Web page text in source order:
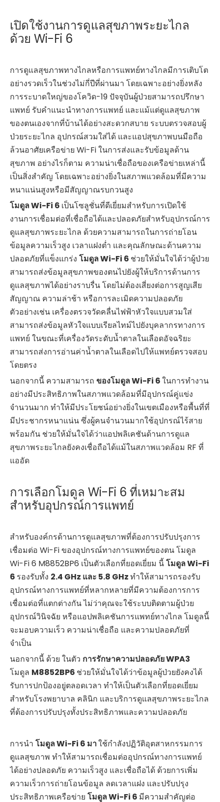
เปิดใช้งานการดูแลสุขภาพระยะไกล
ด้วย Wi-Fi 6
การดูแลสุขภาพทางไกลหรือการแพทย์ทางไกลมีการเติบโต
อย่างรวดเร็วในช่วงไม่กี่ปีที่ผ่านมา โดยเฉพาะอย่างยิ่งหลัง
การระบาดใหญ่ของโควิด-19 ปัจจุบันผู้ป่วยสามารถปรึกษา
แพทย์ รับคำแนะนำทางการแพทย์ และแม้แต่ดูแลสุขภาพ
ของตนเองจากที่บ้านได้อย่างสะดวกสบาย ระบบตรวจสอบผู้
ป่วยระยะไกล อุปกรณ์สวมใส่ได้ และแอปสุขภาพบนมือถือ
ล้วนอาศัยเครือข่าย Wi-Fi ในการส่งและรับข้อมูลด้าน
สุขภาพ อย่างไรก็ตาม ความน่าเชื่อถือของเครือข่ายเหล่านี้
เป็นสิ่งสำคัญ โดยเฉพาะอย่างยิ่งในสภาพแวดล้อมที่มีความ
หนาแน่นสูงหรือมีสัญญาณรบกวนสูง
โมดูล Wi-Fi 6 เป็นโซลูชั่นที่ดีเยี่ยมสำหรับการเปิดใช้
งานการเชื่อมต่อที่เชื่อถือได้และปลอดภัยสำหรับอุปกรณ์การ
ดูแลสุขภาพระยะไกล ด้วยความสามารถในการถ่ายโอน
ข้อมูลความเร็วสูง เวลาแฝงต่ำ และคุณลักษณะด้านความ
ปลอดภัยที่แข็งแกร่ง โมดูล Wi-Fi 6 ช่วยให้มั่นใจได้ว่าผู้ป่วย
สามารถส่งข้อมูลสุขภาพของตนไปยังผู้ให้บริการด้านการ
ดูแลสุขภาพได้อย่างราบรื่น โดยไม่ต้องเสี่ยงต่อการสูญเสีย
สัญญาณ ความล่าช้า หรือการละเมิดความปลอดภัย
ตัวอย่างเช่น เครื่องตรวจวัดคลื่นไฟฟ้าหัวใจแบบสวมใส่
สามารถส่งข้อมูลหัวใจแบบเรียลไทม์ไปยังบุคลากรทางการ
แพทย์ ในขณะที่เครื่องวัดระดับน้ำตาลในเลือดอัจฉริยะ
สามารถส่งการอ่านค่าน้ำตาลในเลือดไปให้แพทย์ตรวจสอบ
โดยตรง
นอกจากนี้ ความสามารถ ของโมดูล Wi-Fi 6ในการทำงาน
อย่างมีประสิทธิภาพในสภาพแวดล้อมที่มีอุปกรณ์คู่แข่ง
จำนวนมาก ทำให้มีประโยชน์อย่างยิ่งในเขตเมืองหรือพื้นที่ที่
มีประชากรหนาแน่น ซึ่งผู้คนจำนวนมากใช้อุปกรณ์ไร้สาย
พร้อมกัน ช่วยให้มั่นใจได้ว่าแอปพลิเคชันด้านการดูแล
สุขภาพระยะไกลยังคงเชื่อถือได้แม้ในสภาพแวดล้อม RF ที่
แออัด
การเลือกโมดูล Wi-Fi 6 ที่เหมาะสม
สำหรับอุปกรณ์การแพทย์
สำหรับองค์กรด้านการดูแลสุขภาพที่ต้องการปรับปรุงการ
เชื่อมต่อ Wi-Fi ของอุปกรณ์ทางการแพทย์ของตนโมดูล
Wi-Fi 6 M8852BP6 เป็นตัวเลือกที่ยอดเยี่ยม นี้โมดูล Wi-Fi
6 รองรับทั้ง 2.4 GHz และ 5.8 GHzทำให้สามารถรองรับ
อุปกรณ์ทางการแพทย์ที่หลากหลายที่มีความต้องการการ
เชื่อมต่อที่แตกต่างกัน ไม่ว่าคุณจะใช้ระบบติดตามผู้ป่วย
อุปกรณ์วินิจฉัย หรือแอปพลิเคชันการแพทย์ทางไกล โมดูลนี้
จะมอบความเร็ว ความน่าเชื่อถือ และความปลอดภัยที่
จำเป็น
นอกจากนี้ ด้วย ในตัว การรักษาความปลอดภัย WPA3
โมดูล M8852BP6 ช่วยให้มั่นใจได้ว่าข้อมูลผู้ป่วยยังคงได้
รับการปกป้องอยู่ตลอดเวลา ทำให้เป็นตัวเลือกที่ยอดเยี่ยม
สำหรับโรงพยาบาล คลินิก และบริการดูแลสุขภาพระยะไกล
ที่ต้องการปรับปรุงทั้งประสิทธิภาพและความปลอดภัย
การนำ โมดูล Wi-Fi 6 มาใช้กำลังปฏิวัติอุตสาหกรรมการ
ดูแลสุขภาพ ทำให้สามารถเชื่อมต่ออุปกรณ์ทางการแพทย์
ได้อย่างปลอดภัย ความเร็วสูง และเชื่อถือได้ ด้วยการเพิ่ม
ความเร็วการถ่ายโอนข้อมูล ลดเวลาแฝง และปรับปรุง
ประสิทธิภาพเครือข่าย โมดูล Wi-Fi 6 มีความสำคัญต่อ